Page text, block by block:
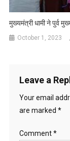
मुख्यमंत्री धामी ने पुर्व
October 1, 2023
Leave a
Your email
are marked *
Comment*